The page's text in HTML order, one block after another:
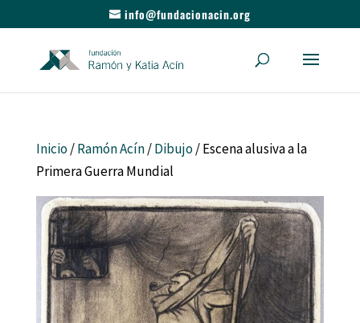
info@fundacionacin.org
Inicio/Ramón Acín/Dibujo/ Escena alusiva a la
Primera Guerra Mundial